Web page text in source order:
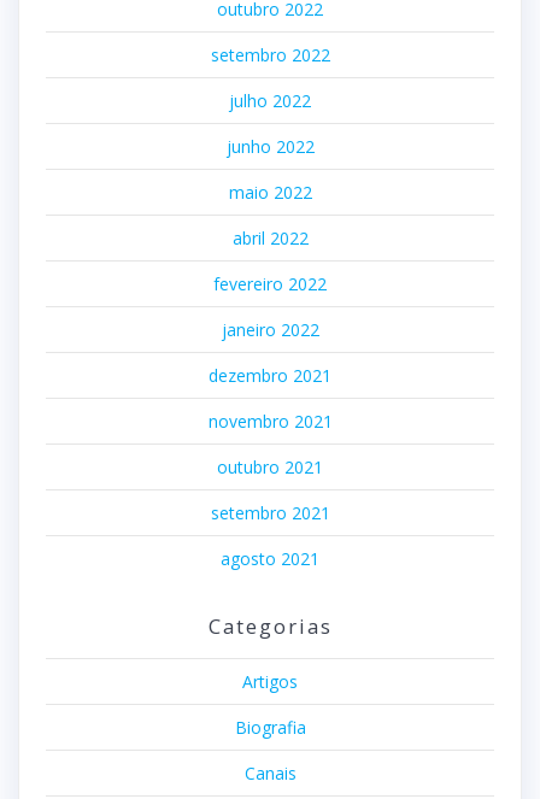
outubro 2022
setembro 2022
julho 2022
junho 2022
maio 2022
abril 2022
fevereiro 2022
janeiro 2022
dezembro 2021
novembro 2021
outubro 2021
setembro 2021
agosto 2021
Categorias
Artigos
Biografia
Canais